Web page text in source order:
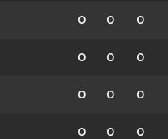
0 0 0
0 0 0
0 0 0
0 0 0